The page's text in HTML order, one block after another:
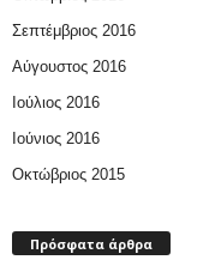
Σεπτέμβριος 2016
Αύγουστος 2016
Ιούλιος 2016
Ιούνιος 2016
Οκτώβριος 2015
Πρόσφατα άρθρα